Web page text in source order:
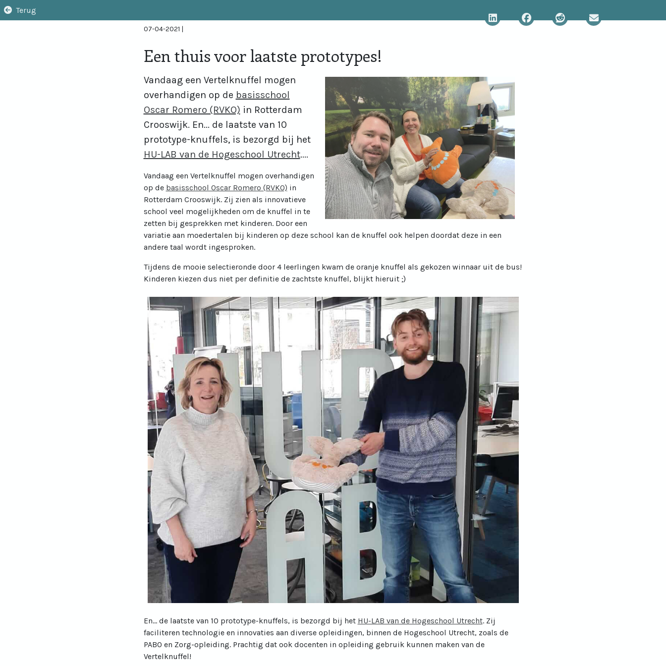
Terug Deel via LinkedInDeel via Facebook
Deel via Reddit
07-04-2021 |
Een thuis voor laatste prototypes!
Vandaag een Vertelknuffel mogen
overhandigen op de basisschool
Oscar Romero (RVKO) in Rotterdam
Crooswijk. En... de laatste van 10
prototype-knuffels, is bezorgd bij het
HU-LAB van de Hogeschool Utrecht....
Vandaag een Vertelknuffel mogen overhandigen
op de basisschool Oscar Romero (RVKO) in
Rotterdam Crooswijk. Zij zien als innovatieve
school veel mogelijkheden om de knuffel in te
zetten bij gesprekken met kinderen. Door een
variatie aan moedertalen bij kinderen op deze school kan de knuffel ook helpen doordat deze in een
andere taal wordt ingesproken.
Tijdens de mooie selectieronde door 4 leerlingen kwam de oranje knuffel als gekozen winnaar uit de bus!
Kinderen kiezen dus niet per definitie de zachtste knuffel, blijkt hieruit ;)
En... de laatste van 10 prototype-knuffels, is bezorgd bij het HU-LAB van de Hogeschool Utrecht. Zij
faciliteren technologie en innovaties aan diverse opleidingen, binnen de Hogeschool Utrecht, zoals de
PABO en Zorg-opleiding. Prachtig dat ook docenten in opleiding gebruik kunnen maken van de
Vertelknuffel!